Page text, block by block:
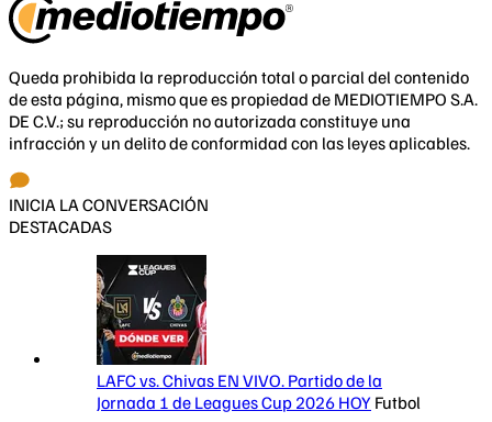
Queda prohibida la reproducción total o parcial del contenido
de esta página, mismo que es propiedad de MEDIOTIEMPO S.A.
DE C.V.; su reproducción no autorizada constituye una
infracción y un delito de conformidad con las leyes aplicables.
INICIA LA CONVERSACIÓN
DESTACADAS
LAFC vs. Chivas EN VIVO. Partido de la
Jornada 1 de Leagues Cup 2026 HOY Futbol